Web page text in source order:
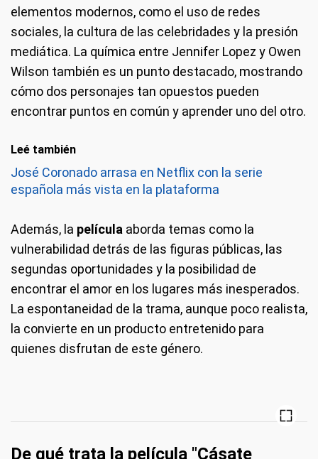
elementos modernos, como el uso de redes
sociales, la cultura de las celebridades y la presión
mediática. La química entre Jennifer Lopez y Owen
Wilson también es un punto destacado, mostrando
cómo dos personajes tan opuestos pueden
encontrar puntos en común y aprender uno del otro.
Leé también
José Coronado arrasa en Netflix con la serie
española más vista en la plataforma
Además, la película aborda temas como la
vulnerabilidad detrás de las figuras públicas, las
segundas oportunidades y la posibilidad de
encontrar el amor en los lugares más inesperados.
La espontaneidad de la trama, aunque poco realista,
la convierte en un producto entretenido para
quienes disfrutan de este género.
De qué trata la película "Cásate